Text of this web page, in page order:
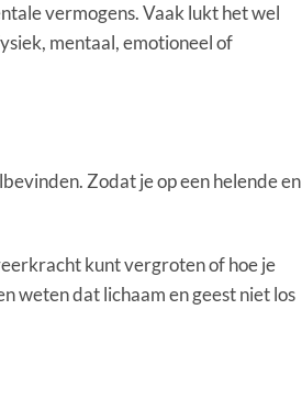
vermogens. Vaak lukt het wel
mentaal, emotioneel of
Zodat je op een helende en
kunt vergroten of hoe je
weten dat lichaam en geest niet los